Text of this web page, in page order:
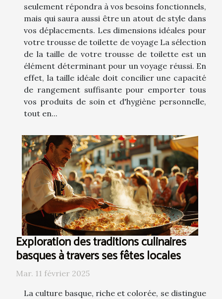
seulement répondra à vos besoins fonctionnels,
mais qui saura aussi être un atout de style dans
vos déplacements. Les dimensions idéales pour
votre trousse de toilette de voyage La sélection
de la taille de votre trousse de toilette est un
élément déterminant pour un voyage réussi. En
effet, la taille idéale doit concilier une capacité
de rangement suffisante pour emporter tous
vos produits de soin et d'hygiène personnelle,
tout en...
Exploration des traditions culinaires
basques à travers ses fêtes locales
Mar. 11 février 2025
La culture basque, riche et colorée, se distingue